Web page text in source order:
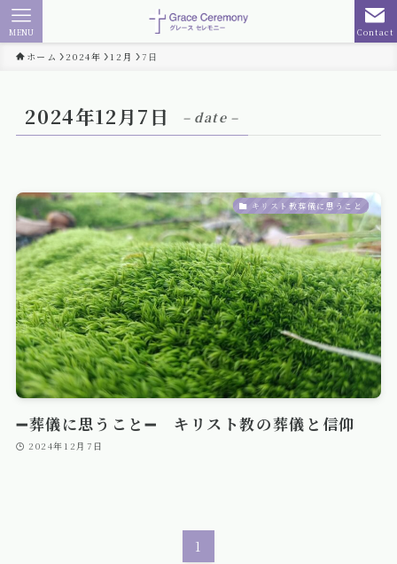
Contact
MENU
ホーム 2024年 12月 7日
2024年12月7日 – date –
キリスト教葬儀に思うこと
➖葬儀に思うこと➖ キリスト教の葬儀と信仰
2024年12月7日
1